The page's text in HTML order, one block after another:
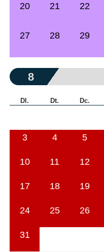
20 21 22
27 28 29
8
Dl. Dt. Dc.
3 4 5
10 11 12
17 18 19
24 25 26
31